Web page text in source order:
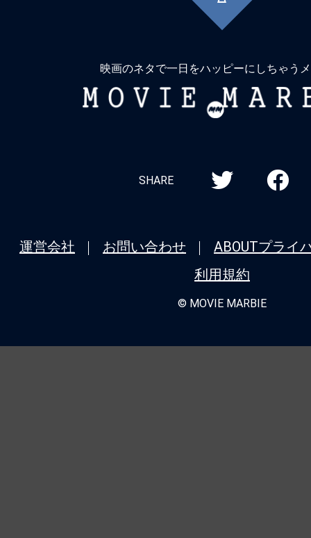
に
映画のネタで一日をハッピーにしちゃう
MOVIE
SHARE
運営会社 お問い合わせ ABOUTプライ
利用規約
© MOVIE MARBIE